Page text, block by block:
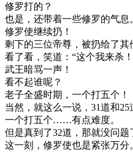
修罗打的？
也是，还带着一些修罗的气息
修罗使继续扔！
剩下的三位帝尊，被扔给了
看了看，笑道：“这个我来杀
武王暗骂一声！
看不起谁呢？
老子全盛时期，一个打五个！
当然，就这么一说，31道和
一个打五个……有点难度。
但是真到了32道，那就没问题
这一刻，修罗使也是紧张万分